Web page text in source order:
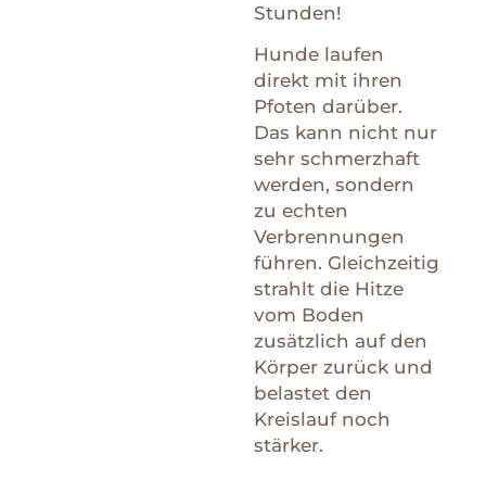
Stunden!
Hunde laufen
direkt mit ihren
Pfoten darüber.
Das kann nicht nur
sehr schmerzhaft
werden, sondern
zu echten
Verbrennungen
führen. Gleichzeitig
strahlt die Hitze
vom Boden
zusätzlich auf den
Körper zurück und
belastet den
Kreislauf noch
stärker.